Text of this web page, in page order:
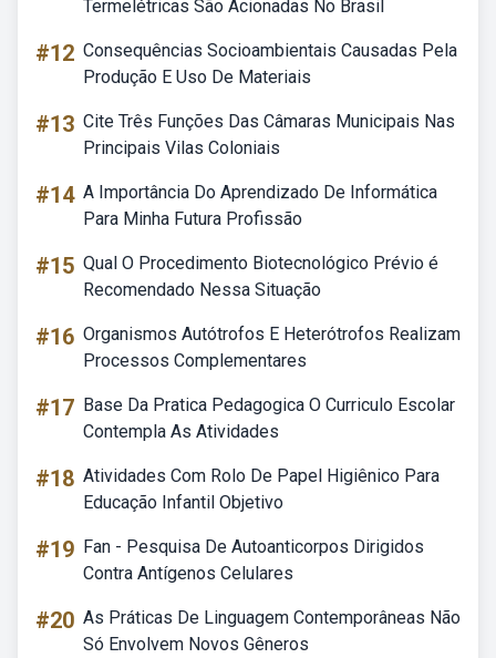
Termelétricas São Acionadas No Brasil
#12 Consequências Socioambientais Causadas Pela
Produção E Uso De Materiais
#13 Cite Três Funções Das Câmaras Municipais Nas
Principais Vilas Coloniais
#14 A Importância Do Aprendizado De Informática
Para Minha Futura Profissão
#15 Qual O Procedimento Biotecnológico Prévio é
Recomendado Nessa Situação
#16 Organismos Autótrofos E Heterótrofos Realizam
Processos Complementares
#17 Base Da Pratica Pedagogica O Curriculo Escolar
Contempla As Atividades
#18 Atividades Com Rolo De Papel Higiênico Para
Educação Infantil Objetivo
#19 Fan - Pesquisa De Autoanticorpos Dirigidos
Contra Antígenos Celulares
#20 As Práticas De Linguagem Contemporâneas Não
Só Envolvem Novos Gêneros